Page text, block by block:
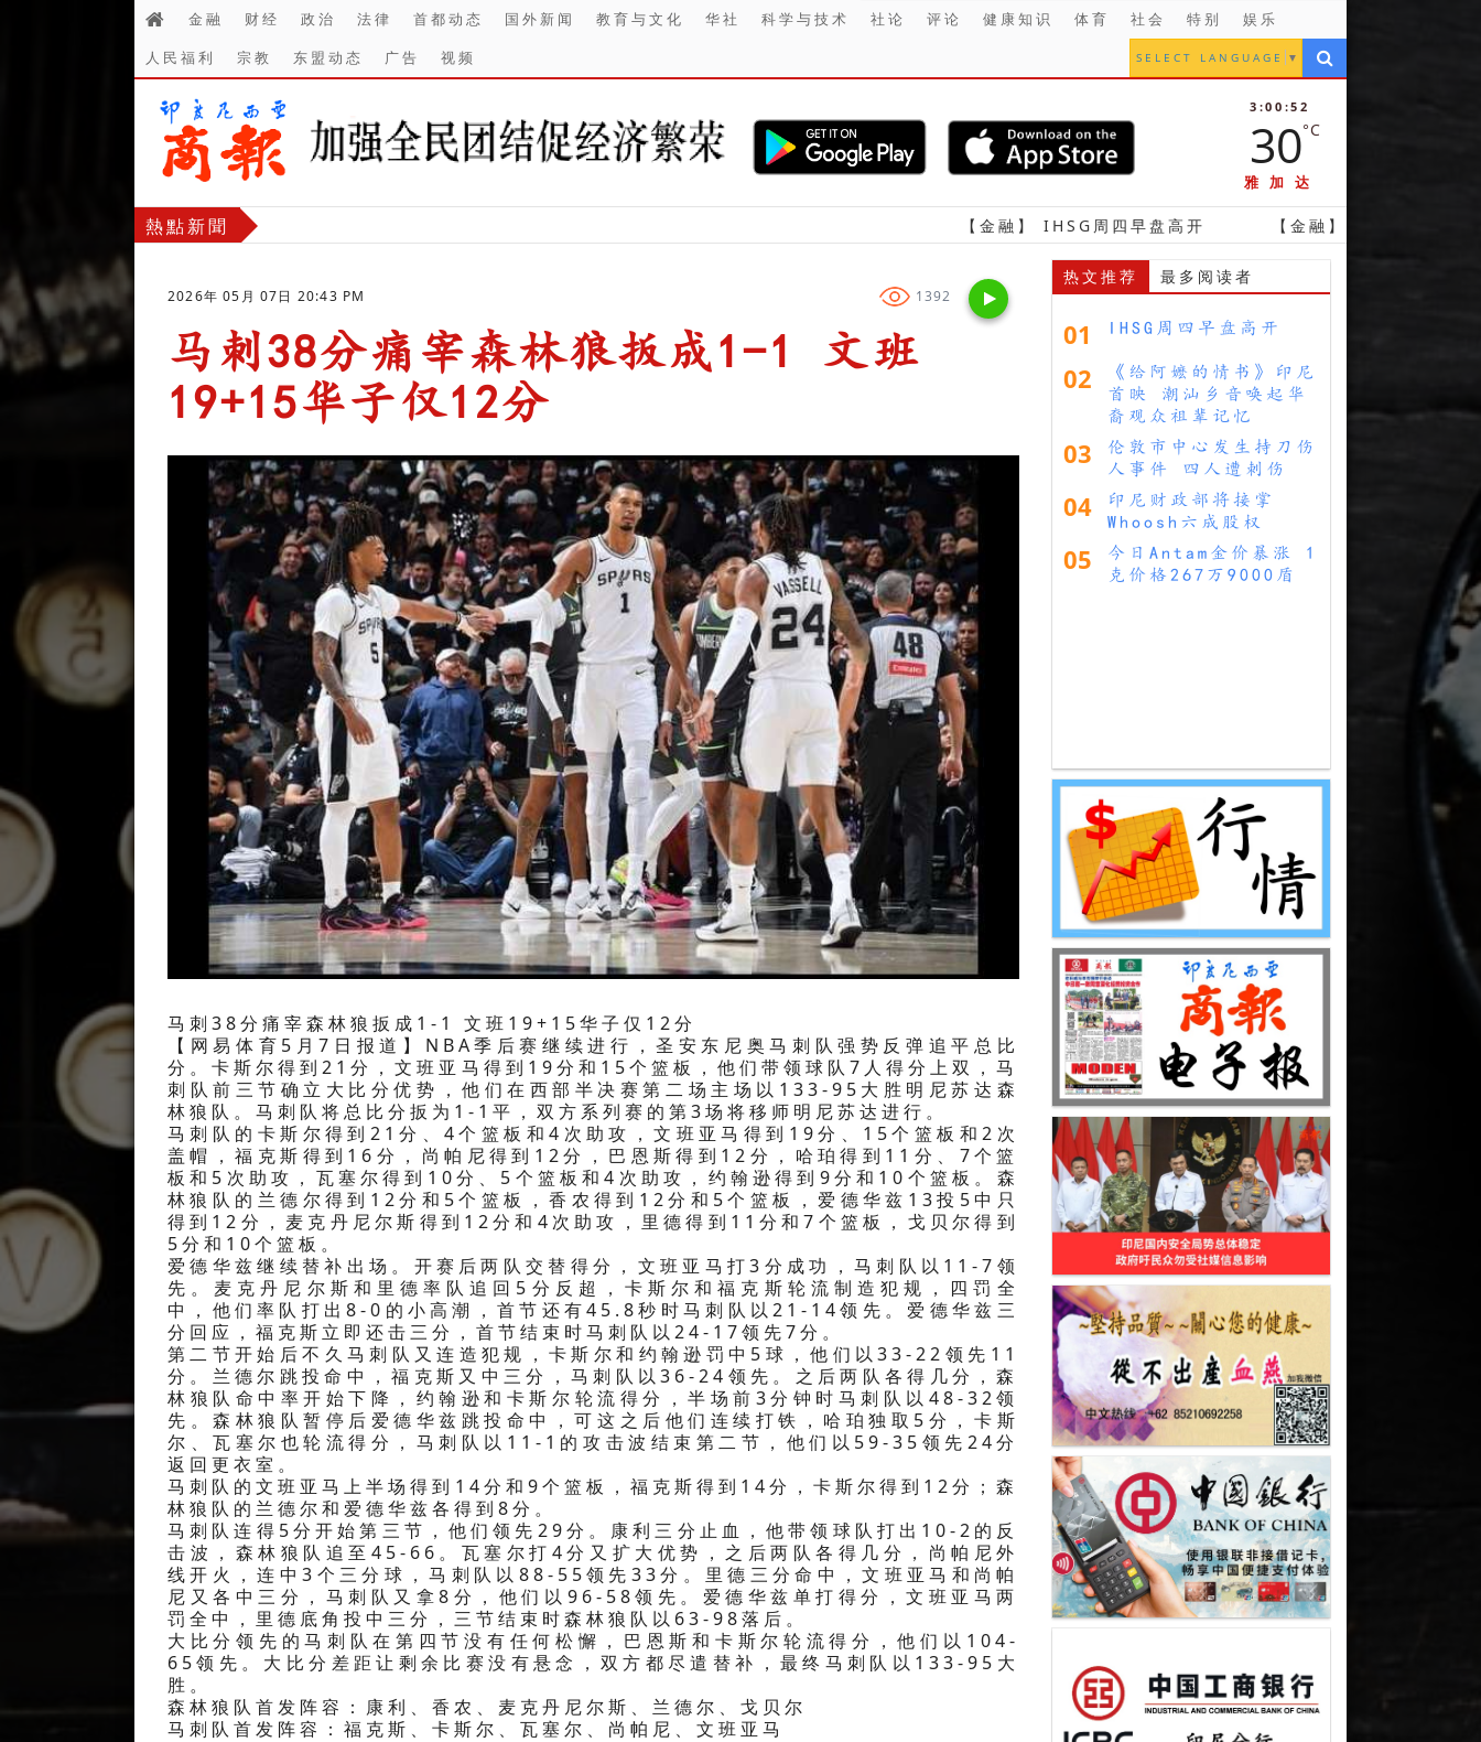
金融 财经 政治 法律 首都动态 国外新闻 教育与文化 华社 科学与技术 社论 评论 健康知识 体育 社会 特别
娱乐
人民福利
宗教 东盟动态 广告 视频 SELECT LANGUAGE ▼
3:00:54
30°C
雅加达
熱點新聞 【金融】 IHSG周四早盘高开 【金融】 印尼财政部将接掌Whoosh
2026年 05月 07日 20:43 PM 1392
马刺38分痛宰森林狼扳成1-1 文班
19+15华子仅12分
马刺38分痛宰森林狼扳成1-1 文班19+15华子仅12分
【网易体育5月7日报道】NBA季后赛继续进行，圣安东尼奥马刺队强势反弹追平总比
分。卡斯尔得到21分，文班亚马得到19分和15个篮板，他们带领球队7人得分上双，马
刺队前三节确立大比分优势，他们在西部半决赛第二场主场以133-95大胜明尼苏达森
林狼队。马刺队将总比分扳为1-1平，双方系列赛的第3场将移师明尼苏达进行。
马刺队的卡斯尔得到21分、4个篮板和4次助攻，文班亚马得到19分、15个篮板和2次
盖帽，福克斯得到16分，尚帕尼得到12分，巴恩斯得到12分，哈珀得到11分、7个篮
板和5次助攻，瓦塞尔得到10分、5个篮板和4次助攻，约翰逊得到9分和10个篮板。森
林狼队的兰德尔得到12分和5个篮板，香农得到12分和5个篮板，爱德华兹13投5中只
得到12分，麦克丹尼尔斯得到12分和4次助攻，里德得到11分和7个篮板，戈贝尔得到
5分和10个篮板。
爱德华兹继续替补出场。开赛后两队交替得分，文班亚马打3分成功，马刺队以11-7领
先。麦克丹尼尔斯和里德率队追回5分反超，卡斯尔和福克斯轮流制造犯规，四罚全
中，他们率队打出8-0的小高潮，首节还有45.8秒时马刺队以21-14领先。爱德华兹三
分回应，福克斯立即还击三分，首节结束时马刺队以24-17领先7分。
第二节开始后不久马刺队又连造犯规，卡斯尔和约翰逊罚中5球，他们以33-22领先11
分。兰德尔跳投命中，福克斯又中三分，马刺队以36-24领先。之后两队各得几分，森
林狼队命中率开始下降，约翰逊和卡斯尔轮流得分，半场前3分钟时马刺队以48-32领
先。森林狼队暂停后爱德华兹跳投命中，可这之后他们连续打铁，哈珀独取5分，卡斯
尔、瓦塞尔也轮流得分，马刺队以11-1的攻击波结束第二节，他们以59-35领先24分
返回更衣室。
马刺队的文班亚马上半场得到14分和9个篮板，福克斯得到14分，卡斯尔得到12分；森
林狼队的兰德尔和爱德华兹各得到8分。
马刺队连得5分开始第三节，他们领先29分。康利三分止血，他带领球队打出10-2的反
击波，森林狼队追至45-66。瓦塞尔打4分又扩大优势，之后两队各得几分，尚帕尼外
线开火，连中3个三分球，马刺队以88-55领先33分。里德三分命中，文班亚马和尚帕
尼又各中三分，马刺队又拿8分，他们以96-58领先。爱德华兹单打得分，文班亚马两
罚全中，里德底角投中三分，三节结束时森林狼队以63-98落后。
大比分领先的马刺队在第四节没有任何松懈，巴恩斯和卡斯尔轮流得分，他们以104-
65领先。大比分差距让剩余比赛没有悬念，双方都尽遣替补，最终马刺队以133-95大
胜。
森林狼队首发阵容：康利、香农、麦克丹尼尔斯、兰德尔、戈贝尔
马刺队首发阵容：福克斯、卡斯尔、瓦塞尔、尚帕尼、文班亚马
热文推荐 最多阅读者
01 IHSG周四早盘高开
02
《给阿嬷的情书》印尼
首映 潮汕乡音唤起华
裔观众祖辈记忆
03
伦敦市中心发生持刀伤
人事件 四人遭刺伤
04
印尼财政部将接掌
Whoosh六成股权
05
今日Antam金价暴涨 1
克价格267万9000盾